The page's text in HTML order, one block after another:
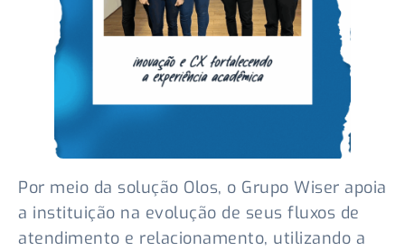
Por meio da solução Olos, o Grupo Wiser apoia
a instituição na evolução de seus fluxos de
atendimento e relacionamento, utilizando a